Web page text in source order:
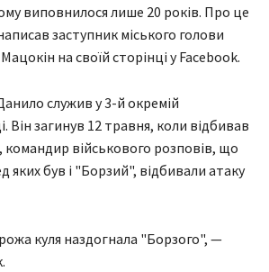
виповнилося лише 20 років. Про це
заступник міського голови
на своїй сторінці у Facebook.
служив у 3-й окремій
Він загинув 12 травня, коли відбивав
командир військового розповів, що
яких був і "Борзий", відбивали атаку
куля наздогнала "Борзого", —